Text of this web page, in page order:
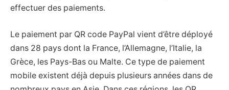
effectuer des paiements.
Le paiement par QR code PayPal vient d’être déployé
dans 28 pays dont la France, l’Allemagne, l’Italie, la
Grèce, les Pays-Bas ou Malte. Ce type de paiement
mobile existent déjà depuis plusieurs années dans de